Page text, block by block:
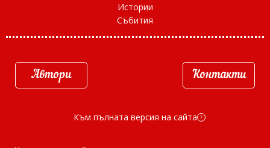
Истории
Събития
Автори Контакти
Към пълната версия на сайта d